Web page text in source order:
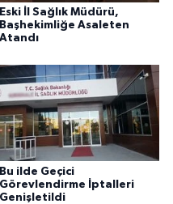
Eski İl Sağlık Müdürü,
Başhekimliğe Asaleten
Atandı
Bu ilde Geçici
Görevlendirme İptalleri
Genişletildi